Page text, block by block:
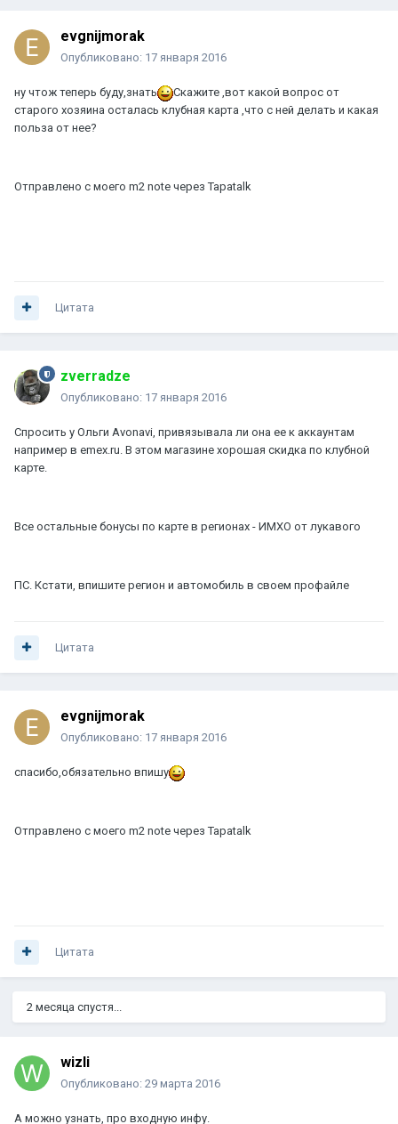
evgnijmorak
Опубликовано: 17 января 2016
ну чтож теперь буду,знать
Скажите ,вот какой вопрос от
старого хозяина осталась клубная карта ,что с ней делать и какая
польза от нее?
Отправлено с моего m2 note через Tapatalk
Цитата
zverradze
Опубликовано: 17 января 2016
Спросить у Ольги Avonavi, привязывала ли она ее к аккаунтам
например в emex.ru. В этом магазине хорошая скидка по клубной
карте.
Все остальные бонусы по карте в регионах - ИМХО от лукавого
ПС. Кстати, впишите регион и автомобиль в своем профайле
Цитата
evgnijmorak
Опубликовано: 17 января 2016
спасибо,обязательно впишу
Отправлено с моего m2 note через Tapatalk
Цитата
2 месяца спустя...
wizli
Опубликовано: 29 марта 2016
А можно узнать, про входную инфу.